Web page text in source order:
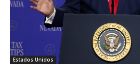
Estados Unidos